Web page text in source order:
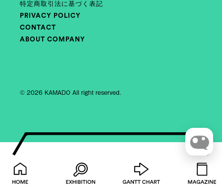
特定商取引法に基づく表記
PRIVACY POLICY
CONTACT
ABOUT COMPANY
© 2026 KAMADO All right reserved.